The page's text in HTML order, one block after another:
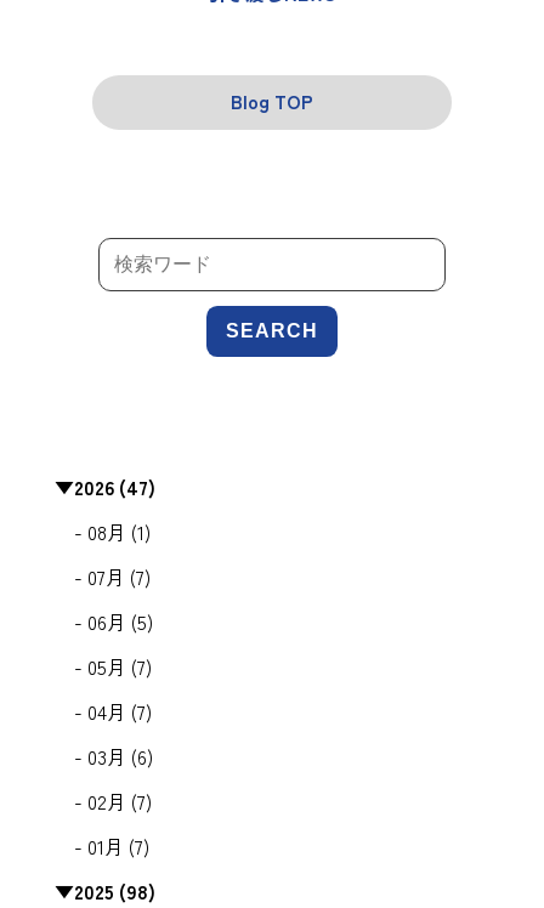
Blog TOP
SEARCH
▼2026 (47)
- 08月 (1)
- 07月 (7)
- 06月 (5)
- 05月 (7)
- 04月 (7)
- 03月 (6)
- 02月 (7)
- 01月 (7)
▼2025 (98)